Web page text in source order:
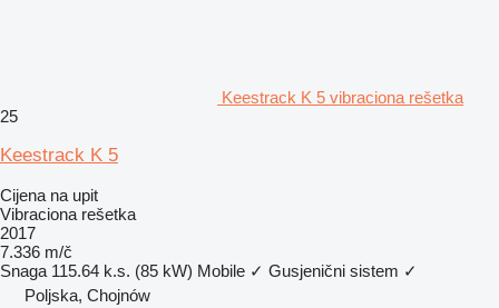
Keestrack K 5 vibraciona rešetka
25
Keestrack K 5
Cijena na upit
Vibraciona rešetka
2017
7.336 m/č
Snaga 115.64 k.s. (85 kW) Mobile ✓ Gusjenični sistem ✓
Poljska, Chojnów